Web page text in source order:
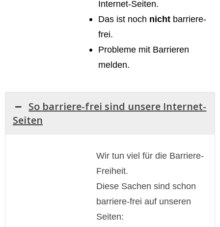
Internet-Seiten.
Das ist noch nicht barriere-
frei.
Probleme mit Barrieren
melden.
So barriere-frei sind unsere Internet-
Seiten
Wir tun viel für die Barriere-
Freiheit.
Diese Sachen sind schon
barriere-frei auf unseren
Seiten: